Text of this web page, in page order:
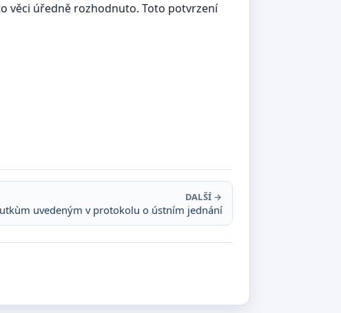
věci úředně rozhodnuto. Toto potvrzení
DALŠÍ →
uvedeným v protokolu o ústním jednání